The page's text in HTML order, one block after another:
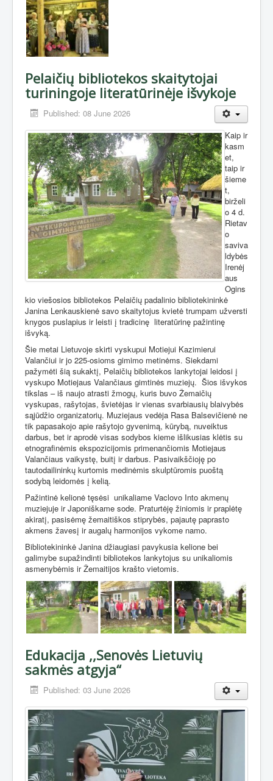
Pelaičių bibliotekos skaitytojai
turiningoje literatūrinėje išvykoje
Published: 08 June 2026
Kaip ir
kasm
et,
taip ir
šieme
t,
birželi
o 4 d.
Rietav
o
saviva
ldybės
Irenėj
aus
Ogins
kio viešosios bibliotekos Pelaičių padalinio bibliotekininkė
Janina Lenkauskienė savo skaitytojus kvietė trumpam užversti
knygos puslapius ir leisti į tradicinę literatūrinę pažintinę
išvyką.
Šie metai Lietuvoje skirti vyskupui Motiejui Kazimierui
Valančiui ir jo 225-osioms gimimo metinėms. Siekdami
pažymėti šią sukaktį, Pelaičių bibliotekos lankytojai leidosi į
vyskupo Motiejaus Valančiaus gimtinės muziejų. Šios išvykos
tikslas – iš naujo atrasti žmogų, kuris buvo Žemaičių
vyskupas, rašytojas, švietėjas ir vienas svarbiausių blaivybės
sąjūdžio organizatorių. Muziejaus vedėja Rasa Balsevičienė ne
tik papasakojo apie rašytojo gyvenimą, kūrybą, nuveiktus
darbus, bet ir aprodė visas sodybos kieme išlikusias klėtis su
etnografinėmis ekspozicijomis primenančiomis Motiejaus
Valančiaus vaikystę, buitį ir darbus. Pasivaikščioję po
tautodailininkų kurtomis medinėmis skulptūromis puoštą
sodybą leidomės į kelią.
Pažintinė kelionė tęsėsi unikaliame Vaclovo Into akmenų
muziejuje ir Japoniškame sode. Praturtėję žiniomis ir praplėtę
akiratį, pasisėmę žemaitiškos stiprybės, pajautę paprasto
akmens žavesį ir augalų harmonijos vykome namo.
Bibliotekininkė Janina džiaugiasi pavykusia kelione bei
galimybe supažindinti bibliotekos lankytojus su unikaliomis
asmenybėmis ir Žemaitijos krašto vietomis.
Edukacija ,,Senovės Lietuvių
sakmės atgyja“
Published: 03 June 2026